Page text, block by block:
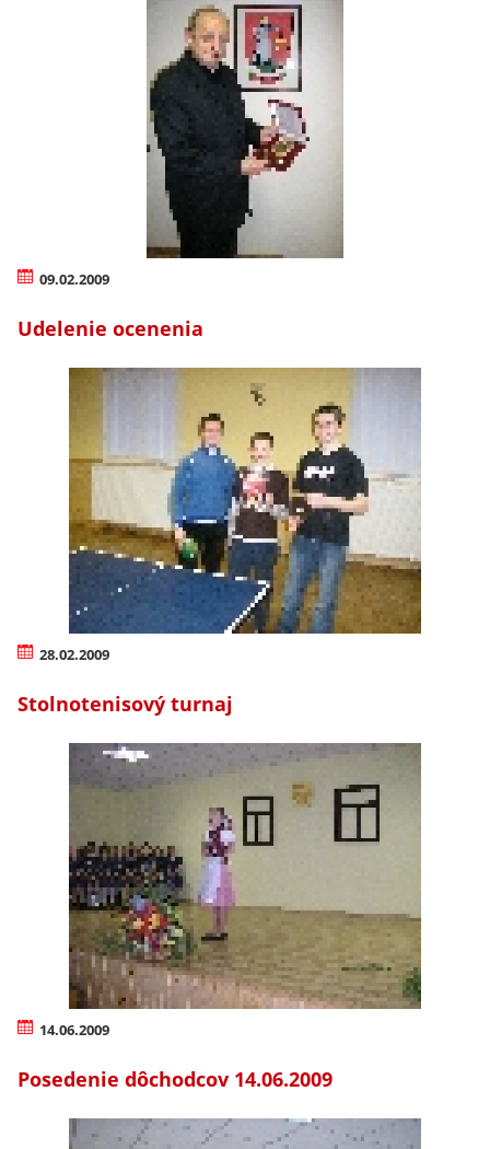
09.02.2009
Udelenie ocenenia
28.02.2009
Stolnotenisový turnaj
14.06.2009
Posedenie dôchodcov 14.06.2009